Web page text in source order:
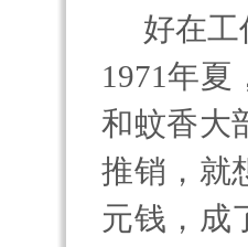
好在
1971年夏
和蚊香大
推销，就
元钱，成